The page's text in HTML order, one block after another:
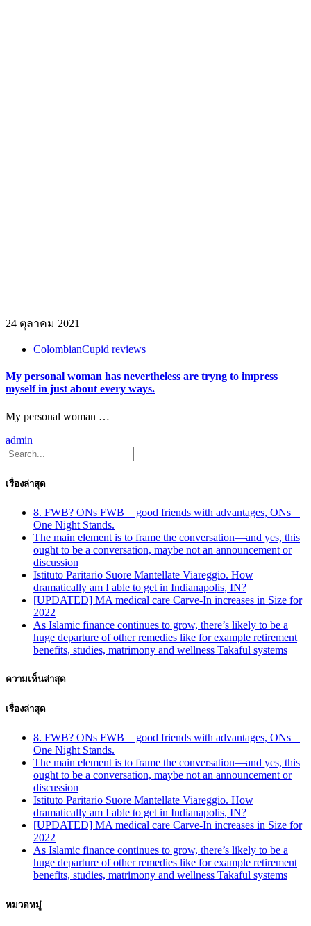
24 ตุลาคม 2021
ColombianCupid reviews
My personal woman has nevertheless are tryng to impress
myself in just about every ways.
My personal woman …
admin
เรื่องล่าสุด
8. FWB? ONs FWB = good friends with advantages, ONs =
One Night Stands.
The main element is to frame the conversation—and yes, this
ought to be a conversation, maybe not an announcement or
discussion
Istituto Paritario Suore Mantellate Viareggio. How
dramatically am I able to get in Indianapolis, IN?
[UPDATED] MA medical care Carve-In increases in Size for
2022
As Islamic finance continues to grow, there’s likely to be a
huge departure of other remedies like for example retirement
benefits, studies, matrimony and wellness Takaful systems
ความเห็นล่าสุด
เรื่องล่าสุด
8. FWB? ONs FWB = good friends with advantages, ONs =
One Night Stands.
The main element is to frame the conversation—and yes, this
ought to be a conversation, maybe not an announcement or
discussion
Istituto Paritario Suore Mantellate Viareggio. How
dramatically am I able to get in Indianapolis, IN?
[UPDATED] MA medical care Carve-In increases in Size for
2022
As Islamic finance continues to grow, there’s likely to be a
huge departure of other remedies like for example retirement
benefits, studies, matrimony and wellness Takaful systems
หมวดหมู่